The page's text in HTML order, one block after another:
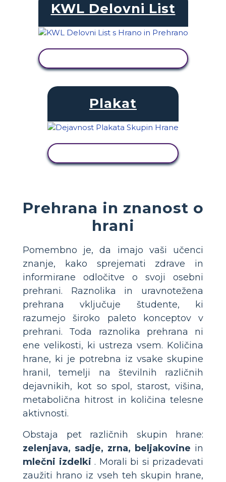
KWL Delovni List
Plakat
Prehrana in znanost o
hrani
Pomembno je, da imajo vaši učenci
znanje, kako sprejemati zdrave in
informirane odločitve o svoji osebni
prehrani. Raznolika in uravnotežena
prehrana vključuje študente, ki
razumejo široko paleto konceptov v
prehrani. Toda raznolika prehrana ni
ene velikosti, ki ustreza vsem. Količina
hrane, ki je potrebna iz vsake skupine
hranil, temelji na številnih različnih
dejavnikih, kot so spol, starost, višina,
metabolična hitrost in količina telesne
aktivnosti.
Obstaja pet različnih skupin hrane:
zelenjava, sadje, zrna, beljakovine in
mlečni izdelki . Morali bi si prizadevati
zaužiti hrano iz vseh teh skupin hrane,